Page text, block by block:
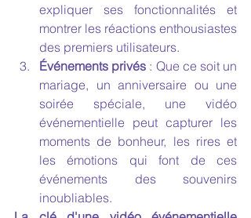
expliquer ses fonctionnalités et
montrer les réactions enthousiastes
des premiers utilisateurs.
Événements privés : Que ce soit un
mariage, un anniversaire ou une
soirée spéciale, une vidéo
événementielle peut capturer les
moments de bonheur, les rires et
les émotions qui font de ces
événements des souvenirs
inoubliables.